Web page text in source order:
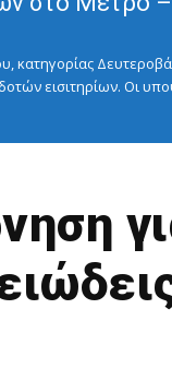
κατηγορίας
εισιτηρίων. Οι